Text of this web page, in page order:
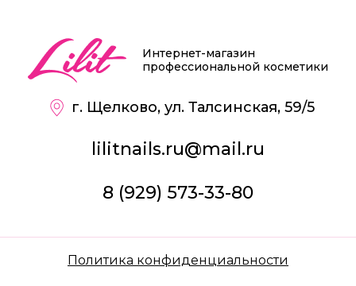
Интернет-магазин
профессиональной косметики
г. Щелково, ул. Талсинская, 59/5
lilitnails.ru@mail.ru
8 (929) 573-33-80
Политика конфиденциальности